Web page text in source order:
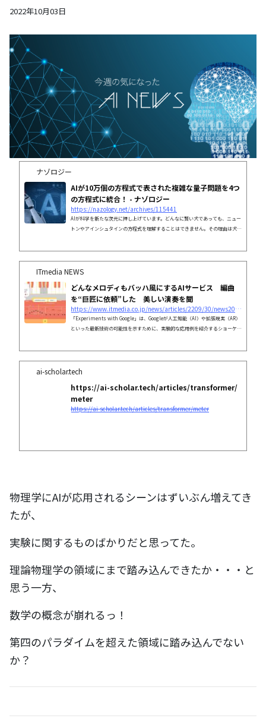
2022年10月03日
ナゾロジー
AIが10万個の方程式で表された複雑な量子問題を4つ
の方程式に統合！ - ナゾロジー
https://nazology.net/archives/115441
AIが科学を新たな次元に押し上げています。どんなに賢い犬であっても、ニュー
トンやアインシュタインの方程式を理解することはできません。その理由は犬と
程度の限界突破が可能であることが示されています。米国のフラットアイアン研
ITmedia NEWS
どんなメロディもバッハ風にするAIサービス 編曲
を“巨匠に依頼”した 美しい演奏を聞
https://www.itmedia.co.jp/news/articles/2209/30/news206.html
「Experiments with Google」は、Googleが人工知能（AI）や拡張現実（AR）
といった最新技術の可能性を示すために、実験的な応用例を紹介するショーケー
ai-scholar.tech
https://ai-scholar.tech/articles/transformer/
meter
https://ai-scholar.tech/articles/transformer/meter
物理学にAIが応用されるシーンはずいぶん増えてき
たが、
実験に関するものばかりだと思ってた。
理論物理学の領域にまで踏み込んできたか・・・と
思う一方、
数学の概念が崩れるっ！
第四のパラダイムを超えた領域に踏み込んでない
か？